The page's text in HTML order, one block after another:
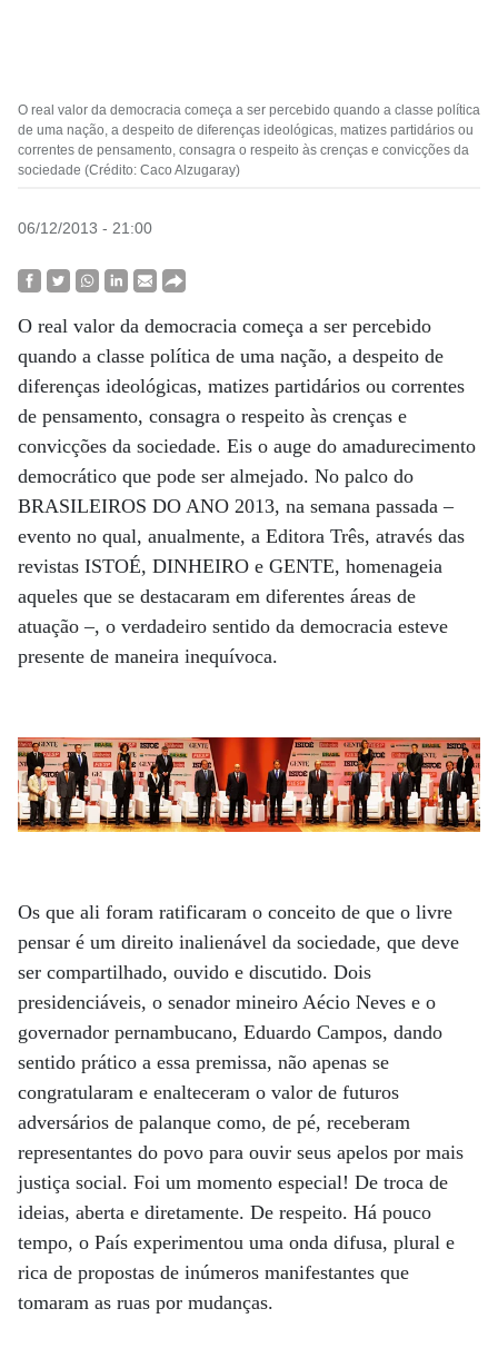
O real valor da democracia começa a ser percebido quando a classe política
de uma nação, a despeito de diferenças ideológicas, matizes partidários ou
correntes de pensamento, consagra o respeito às crenças e convicções da
sociedade (Crédito: Caco Alzugaray)
06/12/2013 - 21:00
O real valor da democracia começa a ser percebido
quando a classe política de uma nação, a despeito de
diferenças ideológicas, matizes partidários ou correntes
de pensamento, consagra o respeito às crenças e
convicções da sociedade. Eis o auge do amadurecimento
democrático que pode ser almejado. No palco do
BRASILEIROS DO ANO 2013, na semana passada –
evento no qual, anualmente, a Editora Três, através das
revistas ISTOÉ, DINHEIRO e GENTE, homenageia
aqueles que se destacaram em diferentes áreas de
atuação –, o verdadeiro sentido da democracia esteve
presente de maneira inequívoca.
Os que ali foram ratificaram o conceito de que o livre
pensar é um direito inalienável da sociedade, que deve
ser compartilhado, ouvido e discutido. Dois
presidenciáveis, o senador mineiro Aécio Neves e o
governador pernambucano, Eduardo Campos, dando
sentido prático a essa premissa, não apenas se
congratularam e enalteceram o valor de futuros
adversários de palanque como, de pé, receberam
representantes do povo para ouvir seus apelos por mais
justiça social. Foi um momento especial! De troca de
ideias, aberta e diretamente. De respeito. Há pouco
tempo, o País experimentou uma onda difusa, plural e
rica de propostas de inúmeros manifestantes que
tomaram as ruas por mudanças.